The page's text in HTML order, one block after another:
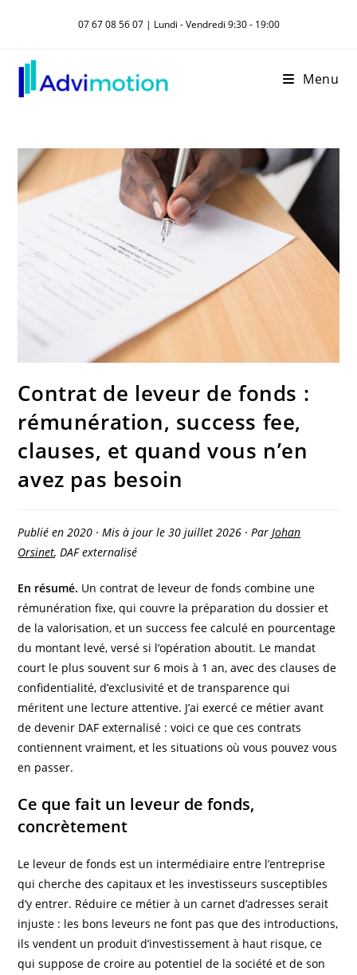
07 67 08 56 07 | Lundi - Vendredi 9:30 - 19:00
Menu
Contrat de leveur de fonds :
rémunération, success fee,
clauses, et quand vous n’en
avez pas besoin
Publié en 2020 · Mis à jour le 30 juillet 2026 · ParJohan
Orsinet, DAF externalisé
En résumé. Un contrat de leveur de fonds combine une
rémunération fixe, qui couvre la préparation du dossier et
de la valorisation, et un success fee calculé en pourcentage
du montant levé, versé si l’opération aboutit. Le mandat
court le plus souvent sur 6 mois à 1 an, avec des clauses de
confidentialité, d’exclusivité et de transparence qui
méritent une lecture attentive. J’ai exercé ce métier avant
de devenir DAF externalisé : voici ce que ces contrats
contiennent vraiment, et les situations où vous pouvez vous
en passer.
Ce que fait un leveur de fonds,
concrètement
Le leveur de fonds est un intermédiaire entre l’entreprise
qui cherche des capitaux et les investisseurs susceptibles
d’y entrer. Réduire ce métier à un carnet d’adresses serait
injuste : les bons leveurs ne font pas que des introductions,
ils vendent un produit d’investissement à haut risque, ce
qui suppose de croire au potentiel de la société et de son